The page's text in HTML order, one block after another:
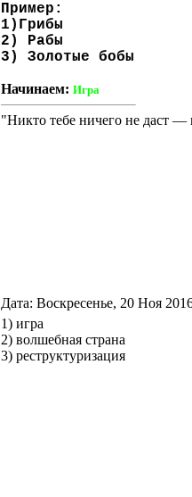
Пример:
1)Грибы
2) Рабы
3) Золотые бобы
Начинаем: Игра
"Никто тебе ничего не даст —
Дата: Воскресенье, 20 Ноя
1) игра
2) волшебная страна
3) реструктуризация